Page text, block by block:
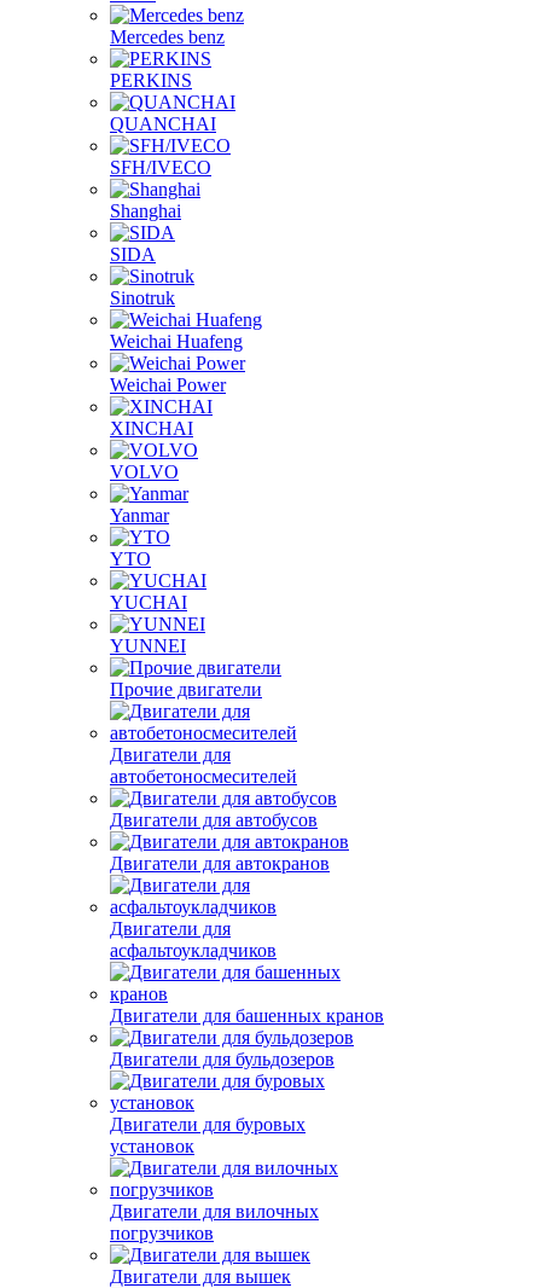
Mercedes benz
PERKINS
QUANCHAI
SFH/IVECO
Shanghai
SIDA
Sinotruk
Weichai Huafeng
Weichai Power
XINCHAI
VOLVO
Yanmar
YTO
YUCHAI
YUNNEI
Прочие двигатели
Двигатели для
автобетоносмесителей
Двигатели для автобусов
Двигатели для автокранов
Двигатели для
асфальтоукладчиков
Двигатели для башенных кранов
Двигатели для бульдозеров
Двигатели для буровых
установок
Двигатели для вилочных
погрузчиков
Двигатели для вышек